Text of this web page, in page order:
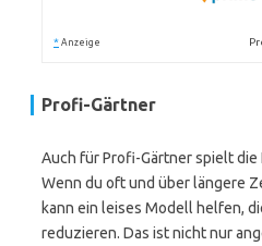
* Anzeige
Profi-Gärtner
Auch für Profi-Gärtner spielt die
Wenn du oft und über längere
kann ein leises Modell helfen,
reduzieren. Das ist nicht nur